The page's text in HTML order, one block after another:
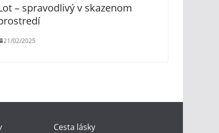
– spravodlivý v skazenom
21/02/2025
Cesta lásky